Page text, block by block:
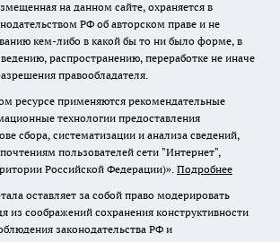
на данном сайте, охраняется в
РФ об авторском праве и не
кем-либо в какой бы то ни было форме, в
распространению, переработке не иначе
правообладателя.
ресурсе применяются рекомендательные
технологии предоставления
сбора, систематизации и анализа сведений,
пользователей сети "Интернет",
Российской Федерации)». Подробнее
оставляет за собой право модерировать
из соображений сохранения конструктивности
законодательства РФ и